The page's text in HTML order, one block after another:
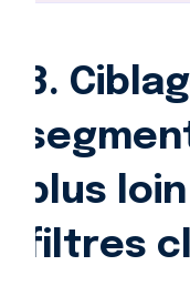
3.
plus
filtres